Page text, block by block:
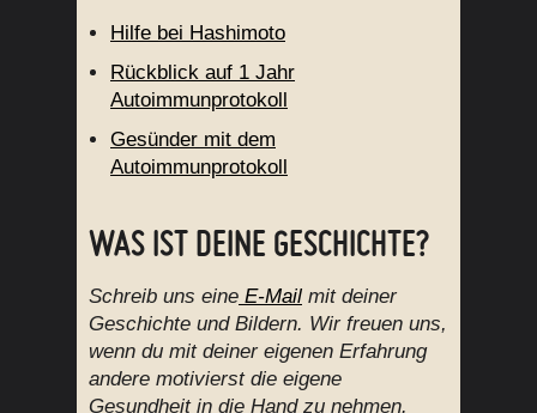
Hilfe bei Hashimoto
Rückblick auf 1 Jahr
Autoimmunprotokoll
Gesünder mit dem
Autoimmunprotokoll
WAS IST DEINE GESCHICHTE?
Schreib uns eine E-Mail mit deiner
Geschichte und Bildern. Wir freuen uns,
wenn du mit deiner eigenen Erfahrung
andere motivierst die eigene
Gesundheit in die Hand zu nehmen.